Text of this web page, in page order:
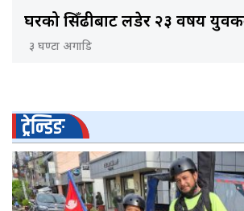
घरको सिँढीबाट लडेर २३ वर्षीय
३ घण्टा अगाडि
ट्रेन्डिङ